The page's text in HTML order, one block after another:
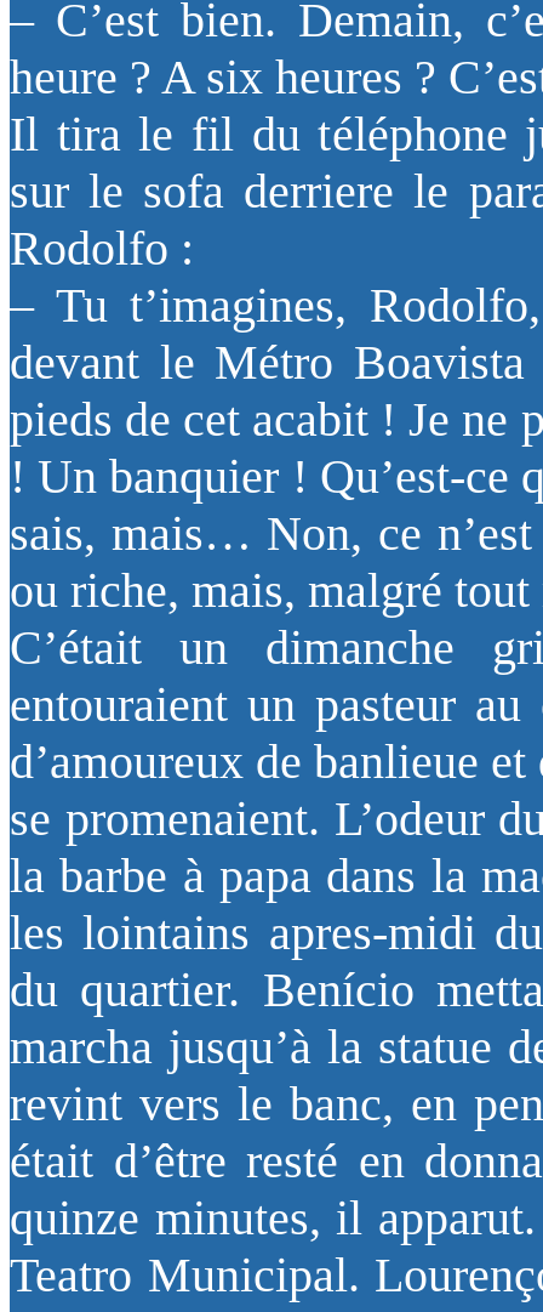
– C’est bien. Demain,
heure ? A six heures ?
Il tira le fil du téléphone
sur le sofa derriere le
Rodolfo :
– Tu t’imagines,
devant le Métro Boavista
pieds de cet acabit ! Je ne
! Un banquier ! Qu’est-
sais, mais… Non, ce
ou riche, mais, malgré
C’était un dimanche
entouraient un pasteur
d’amoureux de banlieue
se promenaient. L’odeur
la barbe à papa dans la
les lointains apres-midi
du quartier. Benício
marcha jusqu’à la statue
revint vers le banc, en
était d’être resté en
quinze minutes, il
Teatro Municipal.